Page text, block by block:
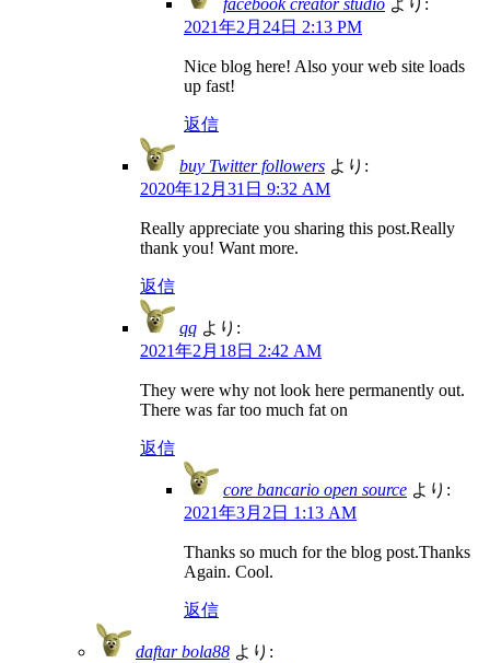
2021年2月24日 2:13 PM
Nice blog here! Also your web site loads
up fast!
返信
buy Twitter followers より:
2020年12月31日 9:32 AM
Really appreciate you sharing this post.Really
thank you! Want more.
返信
qq より:
2021年2月18日 2:42 AM
They were why not look here permanently out.
There was far too much fat on
返信
core bancario open source より:
2021年3月2日 1:13 AM
Thanks so much for the blog post.Thanks
Again. Cool.
返信
daftar bola88 より: